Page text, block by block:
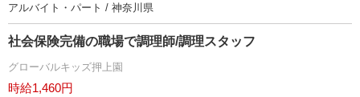
アルバイト・パート / 神奈川県
社会保険完備の職場で調理師/調理スタッフ
グローバルキッズ押上園
時給1,460円